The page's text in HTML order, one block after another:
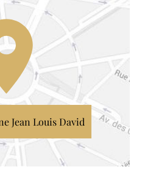
Jean Louis David